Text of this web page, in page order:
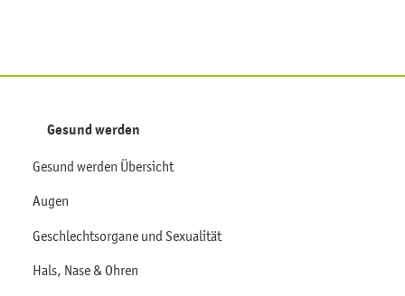
Gesund werden
Gesund werden Übersicht
Augen
Geschlechtsorgane und Sexualität
Hals, Nase & Ohren